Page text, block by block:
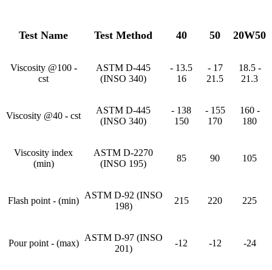
20W50
50
40
Test Method
Test Name
18.5 -
21.3
17 -
21.5
13.5 -
16
ASTM D-445
(INSO 340)
Viscosity @100-
cst
160 -
180
155 -
170
138 -
150
ASTM D-445
(INSO 340)
Viscosity @40 - cst
105
90
85
ASTM D-2270
(INSO 195)
Viscosity index
(min)
225
220
215
ASTM D-92 (INSO
198)
Flash point - (min)
-24
12-
12-
ASTM D-97 (INSO
201)
Pour point - (max)